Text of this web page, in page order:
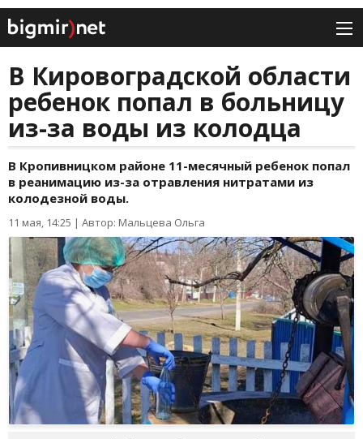
В Кировоградской области
ребенок попал в больницу
из-за воды из колодца
В Кропивницком районе 11-месячный ребенок попал
в реанимацию из-за отравления нитратами из
колодезной воды.
11 мая, 14:25 | Автор: Мальцева Ольга